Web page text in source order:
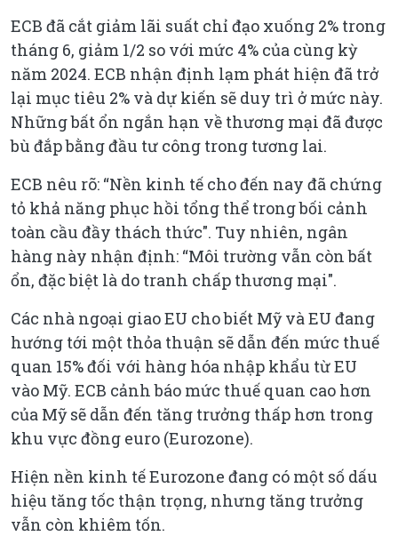
ECB đã cắt giảm lãi suất chỉ đạo xuống 2% trong
tháng 6, giảm 1/2 so với mức 4% của cùng kỳ
năm 2024. ECB nhận định lạm phát hiện đã trở
lại mục tiêu 2% và dự kiến sẽ duy trì ở mức này.
Những bất ổn ngắn hạn về thương mại đã được
bù đắp bằng đầu tư công trong tương lai.
ECB nêu rõ: “Nền kinh tế cho đến nay đã chứng
tỏ khả năng phục hồi tổng thể trong bối cảnh
toàn cầu đầy thách thức". Tuy nhiên, ngân
hàng này nhận định: “Môi trường vẫn còn bất
ổn, đặc biệt là do tranh chấp thương mại".
Các nhà ngoại giao EU cho biết Mỹ và EU đang
hướng tới một thỏa thuận sẽ dẫn đến mức thuế
quan 15% đối với hàng hóa nhập khẩu từ EU
vào Mỹ. ECB cảnh báo mức thuế quan cao hơn
của Mỹ sẽ dẫn đến tăng trưởng thấp hơn trong
khu vực đồng euro (Eurozone).
Hiện nền kinh tế Eurozone đang có một số dấu
hiệu tăng tốc thận trọng, nhưng tăng trưởng
vẫn còn khiêm tốn.